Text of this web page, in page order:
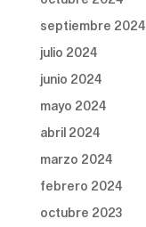
septiembre 2024
julio 2024
junio 2024
mayo 2024
abril 2024
marzo 2024
febrero 2024
octubre 2023